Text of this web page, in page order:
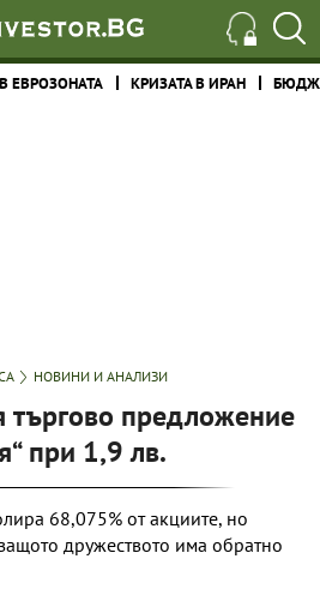
ЕВРОЗОНАТА КРИЗАТА В ИРАН
НОВИНИ И АНАЛИЗИ
търгово предложение
при 1,9 лв.
68,075% от акциите, но
дружеството има обратно